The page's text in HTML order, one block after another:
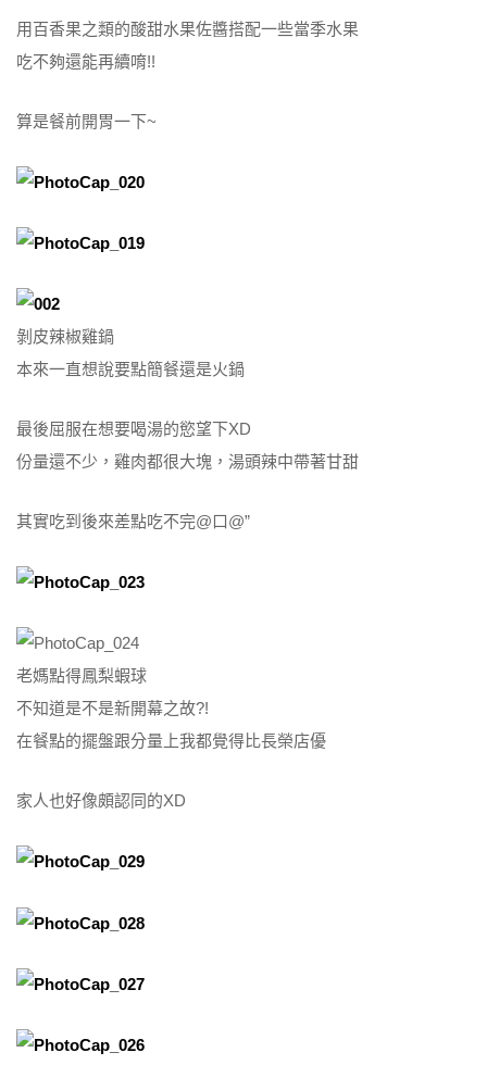
用百香果之類的酸甜水果佐醬搭配一些當季水果
吃不夠還能再續唷!!
算是餐前開胃一下~
剝皮辣椒雞鍋
本來一直想說要點簡餐還是火鍋
最後屈服在想要喝湯的慾望下XD
份量還不少，雞肉都很大塊，湯頭辣中帶著甘甜
其實吃到後來差點吃不完@口@”
老媽點得鳳梨蝦球
不知道是不是新開幕之故?!
在餐點的擺盤跟分量上我都覺得比長榮店優
家人也好像頗認同的XD